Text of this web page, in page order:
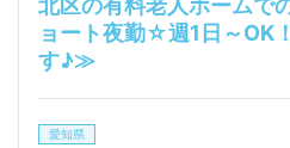
ョート夜勤☆週1日～OK
す♪≫
愛知県